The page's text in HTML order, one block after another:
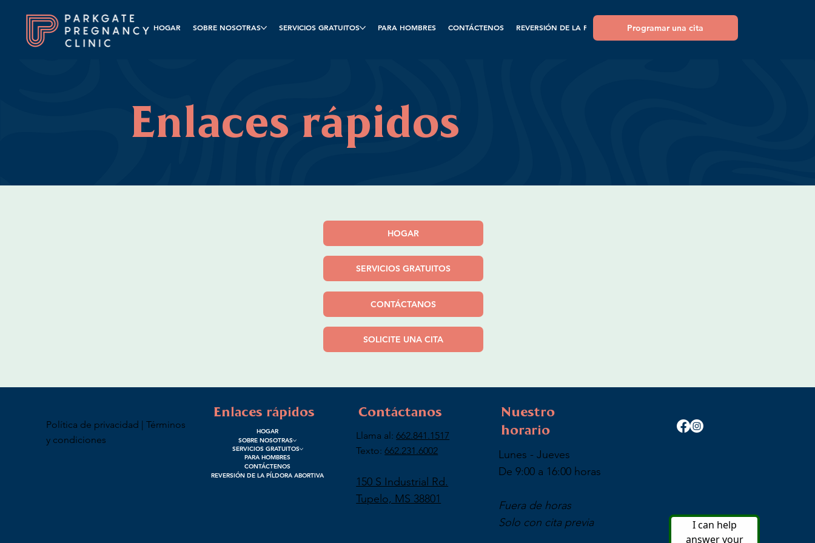
HOGAR SOBRE NOSOTRAS SERVICIOS GRATUITOS PARA HOMBRES CONTÁCTENOS REVERSIÓN DE LA PÍLDORA ABORTIVAProgramar una cita
Enlaces rápidos
HOGAR
SERVICIOS GRATUITOS
CONTÁCTANOS
SOLICITE UNA CITA
Política de privacidad | Términos
y condiciones
Enlaces rápidos
HOGAR
SOBRE NOSOTRAS
SERVICIOS GRATUITOS
PARA HOMBRES
CONTÁCTENOS
REVERSIÓN DE LA PÍLDORA ABORTIVA
Contáctanos
Llama al:662.841.1517
Texto:662.231.6002
150 S Industrial Rd.
Tupelo, MS 38801
Nuestro
horario
Lunes - Jueves
De 9:00 a 16:00 horas
Fuera de horas
Solo con cita previa